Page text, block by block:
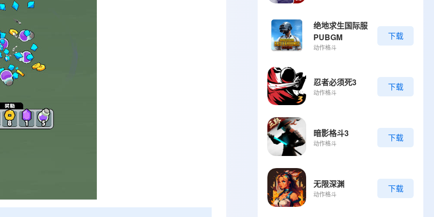
绝地求生国际服
PUBGM
动作格斗
下载
忍者必须死3
动作格斗
下载
暗影格斗3
动作格斗
下载
无限深渊
动作格斗
下载